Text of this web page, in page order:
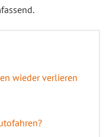
wieder verlieren